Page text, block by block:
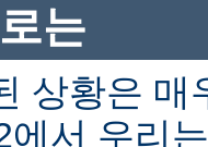
는
상황은 매
에서 우리